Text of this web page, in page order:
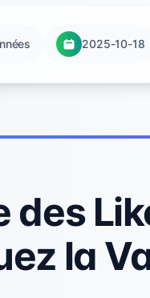
2025-10-18
des
la